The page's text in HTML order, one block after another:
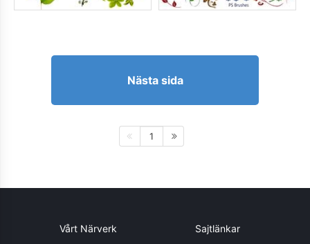
Nästa sida
1
Vårt Närverk Sajtlänkar